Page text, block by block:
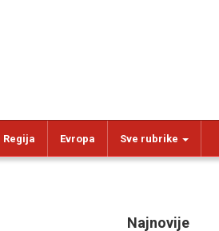
Regija Evropa Sve rubrike
Najnovije